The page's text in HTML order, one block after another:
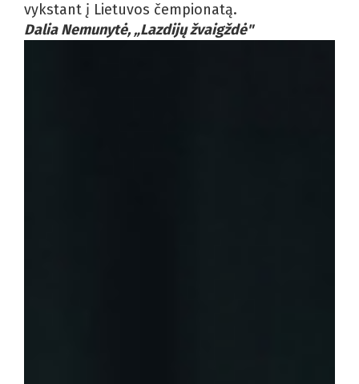
vykstant į Lietuvos čempionatą.
Dalia Nemunytė, „Lazdijų žvaigždė"